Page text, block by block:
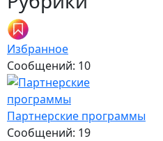
Избранное
Сообщений: 10
Партнерские программы
Сообщений: 19